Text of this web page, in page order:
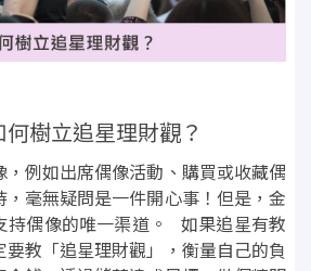
何樹立追星理財觀？
例如出席偶像活動、購買或收藏偶
毫無疑問是一件開心事！但是，金
持偶像的唯一渠道。 如果追星有教
教「追星理財觀」，衡量自己的負